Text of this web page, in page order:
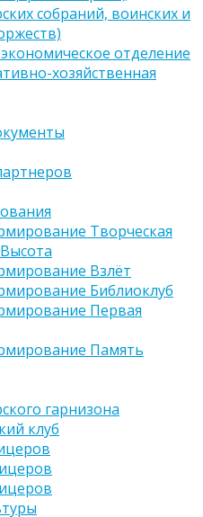
собраний, воинских и
отделение
хозяйственная
Творческая
Взлёт
Библиоклуб
Первая
Память
гарнизона
клуб